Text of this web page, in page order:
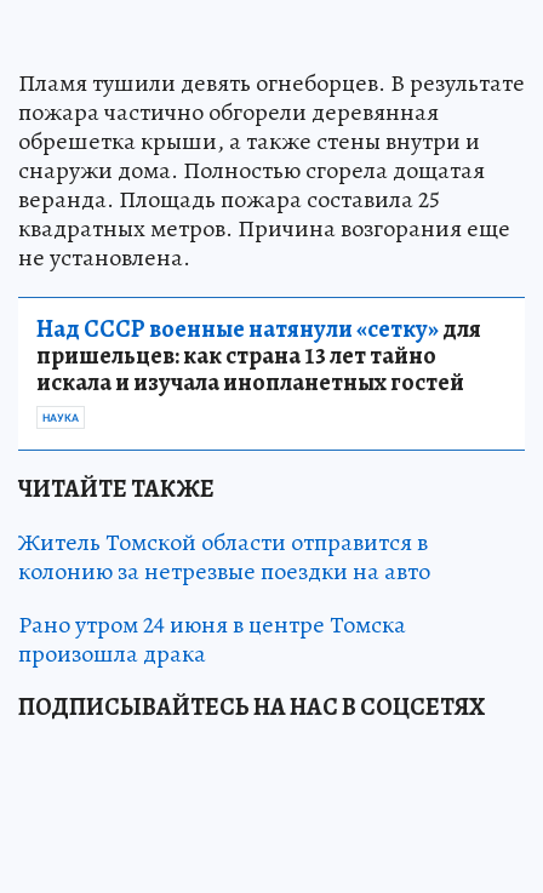
Пламя тушили девять огнеборцев. В результате
пожара частично обгорели деревянная
обрешетка крыши, а также стены внутри и
снаружи дома. Полностью сгорела дощатая
веранда. Площадь пожара составила 25
квадратных метров. Причина возгорания еще
не установлена.
Над СССР военные натянули «сетку»для
пришельцев: как страна 13 лет тайно
искала и изучала инопланетных гостей
НАУКА
ЧИТАЙТЕ ТАКЖЕ
Житель Томской области отправится в
колонию за нетрезвые поездки на авто
Рано утром 24 июня в центре Томска
произошла драка
ПОДПИСЫВАЙТЕСЬ НА НАС В СОЦСЕТЯХ